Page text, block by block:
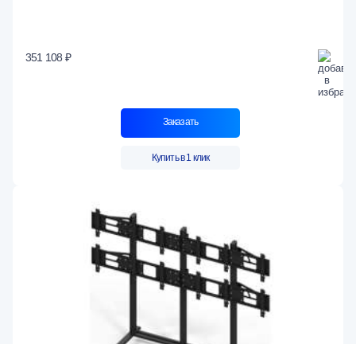
351 108 ₽
Заказать
Купить в 1 клик